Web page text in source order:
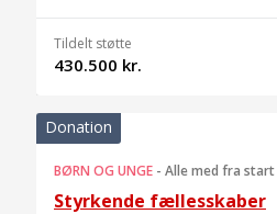
Tildelt støtte
430.500 kr.
Donation
BØRN OG UNGE - Alle med fra start
Styrkende fællesskaber